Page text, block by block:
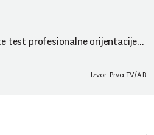
test profesionalne orijentacije...
Izvor: Prva TV/A.B.